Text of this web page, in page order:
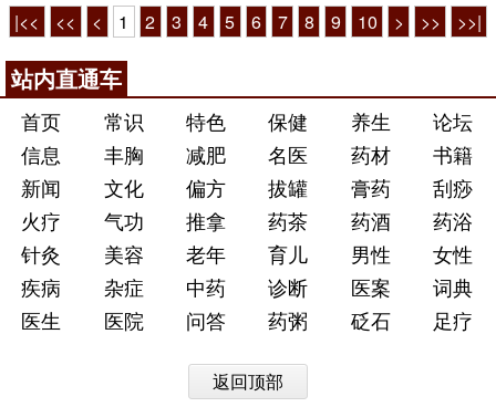
|<< << < 1 2 3 4 5 6 7 8 9 10 > >> >>|
站内直通车
首页 常识 特色 保健 养生
论坛
信息
丰胸 减肥 名医 药材
书籍
新闻
文化 偏方 拔罐 膏药
刮痧
火疗
气功 推拿 药茶 药酒
药浴
针灸
美容 老年 育儿 男性
女性
疾病
杂症 中药 诊断 医案
词典
医生
医院 问答 药粥 砭石 足疗
返回顶部